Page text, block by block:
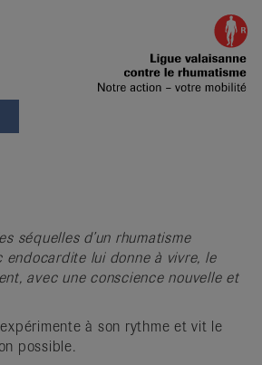
séquelles d’un rhumatisme
endocardite lui donne à vivre, le
avec une conscience nouvelle et
à son rythme et vit le
possible.